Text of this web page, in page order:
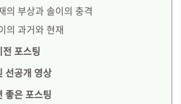
의 부상과 솔이의 충격
의 과거와 현재
포스팅
선공개 영상
좋은 포스팅